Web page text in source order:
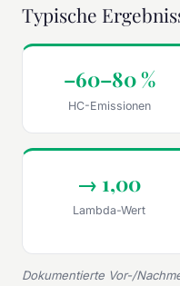
Typische
–60–80 %
HC-Emissionen
→ 1,00
Lambda-Wert
Dokumentierte Vor-/